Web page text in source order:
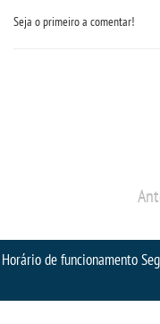
Seja o primeiro a comentar!
Horário de funcionamento